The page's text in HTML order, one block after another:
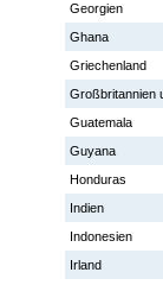
Georgien
Ghana
Griechenland
Großbritannien
Guatemala
Guyana
Honduras
Indien
Indonesien
Irland